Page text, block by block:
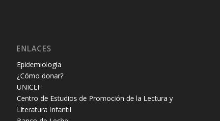
ENLACES
Epidemiología
¿Cómo donar?
UNICEF
Centro de Estudios de Promoción de la Lectura y
Literatura Infantil